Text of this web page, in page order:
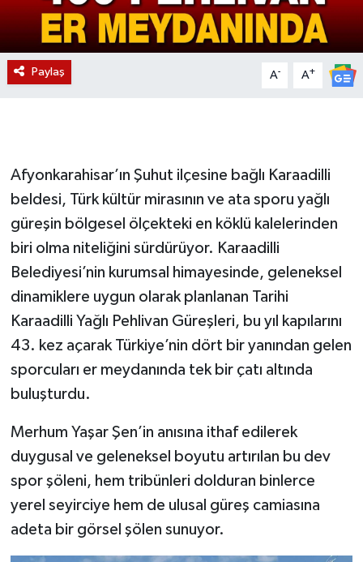
Paylaş A- A+
Afyonkarahisar’ın Şuhut ilçesine bağlı Karaadilli
beldesi, Türk kültür mirasının ve ata sporu yağlı
güreşin bölgesel ölçekteki en köklü kalelerinden
biri olma niteliğini sürdürüyor. Karaadilli
Belediyesi’nin kurumsal himayesinde, geleneksel
dinamiklere uygun olarak planlanan Tarihi
Karaadilli Yağlı Pehlivan Güreşleri, bu yıl kapılarını
43. kez açarak Türkiye’nin dört bir yanından gelen
sporcuları er meydanında tek bir çatı altında
buluşturdu.
Merhum Yaşar Şen’in anısına ithaf edilerek
duygusal ve geleneksel boyutu artırılan bu dev
spor şöleni, hem tribünleri dolduran binlerce
yerel seyirciye hem de ulusal güreş camiasına
adeta bir görsel şölen sunuyor.